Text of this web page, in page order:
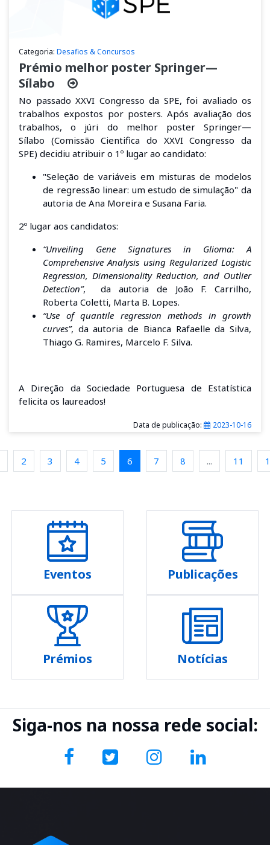
Categoria: Desafios & Concursos
Prémio melhor poster Springer—
Sílabo
No passado XXVI Congresso da SPE, foi avaliado os
trabalhos expostos por posters. Após avaliação dos
trabalhos, o júri do melhor poster Springer—
Sílabo (Comissão Cientifica do XXVI Congresso da
SPE) decidiu atribuir o 1º lugar ao candidato:
"Seleção de variáveis em misturas de modelos
de regressão linear: um estudo de simulação" da
autoria de Ana Moreira e Susana Faria.
2º lugar aos candidatos:
“Unveiling Gene Signatures in Glioma: A
Comprehensive Analysis using Regularized Logistic
Regression, Dimensionality Reduction, and Outlier
Detection”, da autoria de João F. Carrilho,
Roberta Coletti, Marta B. Lopes.
“Use of quantile regression methods in growth
curves”, da autoria de Bianca Rafaelle da Silva,
Thiago G. Ramires, Marcelo F. Silva.
A Direção da Sociedade Portuguesa de Estatística
felicita os laureados!
Data de publicação: 2023-10-16
2 3 4 5 6 7 8 ... 11
Eventos Publicações
Prémios Notícias
Siga-nos na nossa rede social: